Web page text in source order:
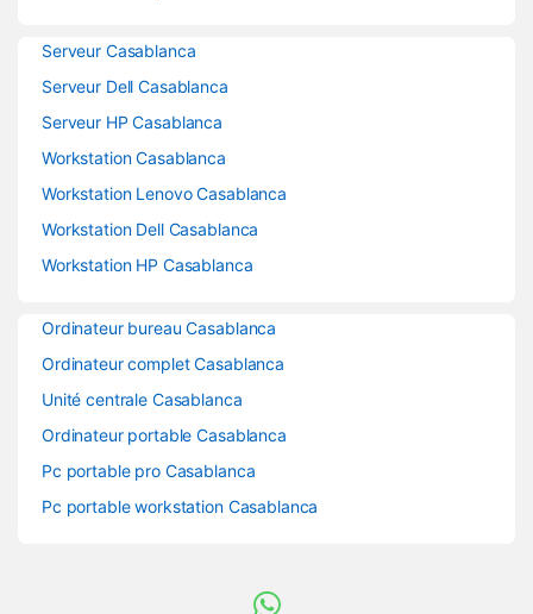
Serveur Casablanca
Serveur Dell Casablanca
Serveur HP Casablanca
Workstation Casablanca
Workstation Lenovo Casablanca
Workstation Dell Casablanca
Workstation HP Casablanca
Ordinateur bureau Casablanca
Ordinateur complet Casablanca
Unité centrale Casablanca
Ordinateur portable Casablanca
Pc portable pro Casablanca
Pc portable workstation Casablanca